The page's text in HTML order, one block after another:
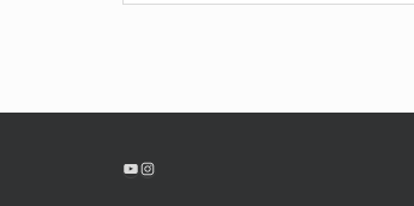
YouTube
Instagram